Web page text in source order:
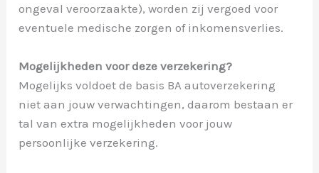
ongeval veroorzaakte), worden zij vergoed voor
eventuele medische zorgen of inkomensverlies.
Mogelijkheden voor deze verzekering?
Mogelijks voldoet de basis BA autoverzekering
niet aan jouw verwachtingen, daarom bestaan er
tal van extra mogelijkheden voor jouw
persoonlijke verzekering.